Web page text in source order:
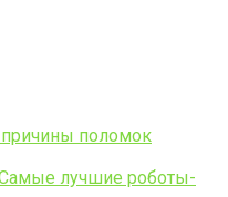
поломок
лучшие роботы-